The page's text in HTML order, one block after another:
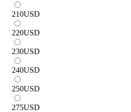
210USD
220USD
230USD
240USD
250USD
275USD